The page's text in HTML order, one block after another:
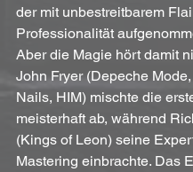
der mit unbestreitbarem
Professionalität
Aber die Magie hört damit
John Fryer (Depeche
Nails, HIM) mischte die
meisterhaft ab, während
(Kings of Leon) seine
Mastering einbrachte. Das